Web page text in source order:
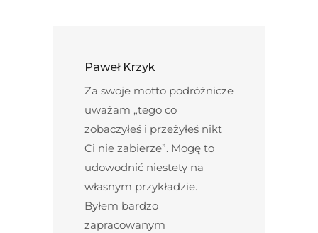
Paweł Krzyk
Za swoje motto podróżnicze
uważam „tego co
zobaczyłeś i przeżyłeś nikt
Ci nie zabierze”. Mogę to
udowodnić niestety na
własnym przykładzie.
Byłem bardzo
zapracowanym